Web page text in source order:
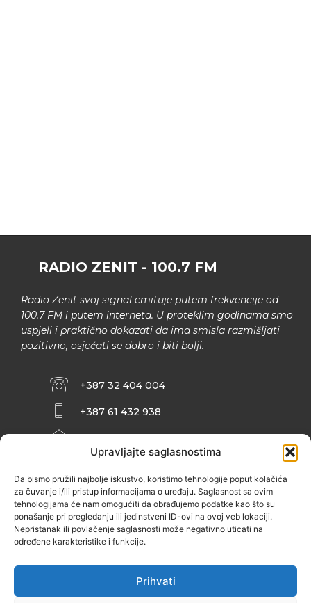
Upravljajte saglasnostima
Da bismo pružili najbolje iskustvo, koristimo tehnologije poput kolačića
za čuvanje i/ili pristup informacijama o uređaju. Saglasnost sa ovim
tehnologijama će nam omogućiti da obrađujemo podatke kao što su
ponašanje pri pregledanju ili jedinstveni ID-ovi na ovoj veb lokaciji.
Nepristanak ili povlačenje saglasnosti može negativno uticati na
određene karakteristike i funkcije.
Prihvati
RADIO ZENIT - 100.7 FM
Radio Zenit svoj signal emituje putem frekvencije od
100.7 FM i putem interneta. U proteklim godinama smo
uspjeli i praktično dokazati da ima smisla razmišljati
pozitivno, osjećati se dobro i biti bolji.
+387 32 404 004
+387 61 432 938
INFO@ZENIT.BA
ZENIČANKA, 3. SPRAT), 72000 ZENICA